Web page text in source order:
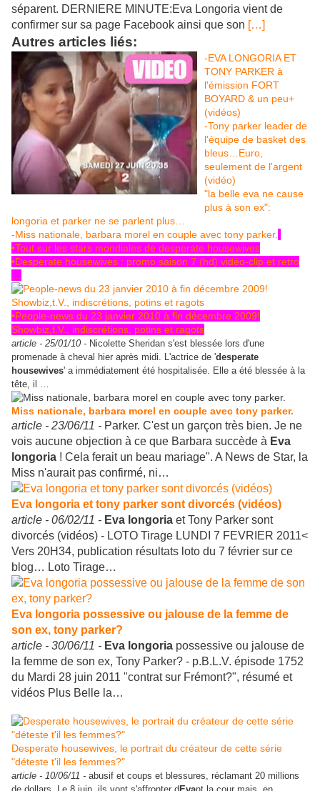
séparent. DERNIERE MINUTE:Eva Longoria vient de
confirmer sur sa page Facebook ainsi que son […]
Autres articles liés:
-EVA LONGORIA ET
TONY PARKER à
l'émission FORT
BOYARD & un peu+
(vidéos)
-Tony parker leader de
l'équipe de basket des
bleus…Euro,
seulement de l'argent
(vidéo)
"la belle eva ne cause
plus à son ex":
longoria et parker ne se parlent plus…
-Miss nationale, barbara morel en couple avec tony parker.
•Tout sur les stars mondiales de desperate housewives
•Desperate housewives : promo saison 7 (hd) vidéo-clip et retro
•People-news du 23 janvier 2010 à fin décembre 2009!
Showbiz,t.V., indiscrétions, potins et ragots
article - 25/01/10 - Nicolette Sheridan s'est blessée lors d'une
promenade à cheval hier après midi. L'actrice de 'desperate
housewives' a immédiatement été hospitalisée. Elle a été blessée à la
tête, il …
Miss nationale, barbara morel en couple avec tony parker.
article - 23/06/11 - Parker. C'est un garçon très bien. Je ne
vois aucune objection à ce que Barbara succède à Eva
longoria ! Cela ferait un beau mariage". A News de Star, la
Miss n'aurait pas confirmé, ni…
Eva longoria et tony parker sont divorcés (vidéos)
article - 06/02/11 - Eva longoria et Tony Parker sont
divorcés (vidéos) - LOTO Tirage LUNDI 7 FEVRIER 2011<
Vers 20H34, publication résultats loto du 7 février sur ce
blog… Loto Tirage…
Eva longoria possessive ou jalouse de la femme de
son ex, tony parker?
article - 30/06/11 - Eva longoria possessive ou jalouse de
la femme de son ex, Tony Parker? - p.B.L.V. épisode 1752
du Mardi 28 juin 2011 "contrat sur Frémont?", résumé et
vidéos Plus Belle la…
Desperate housewives, le portrait du créateur de cette série
"déteste t'il les femmes?"
article - 10/06/11 - abusif et coups et blessures, réclamant 20 millions